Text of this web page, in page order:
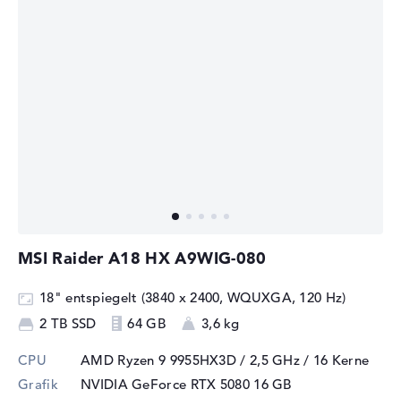
MSI Raider A18 HX A9WIG-080
18" entspiegelt (3840 x 2400, WQUXGA, 120 Hz)
2 TB SSD
64 GB 3,6 kg
CPU AMD Ryzen 9 9955HX3D / 2,5 GHz / 16 Kerne
Grafik
NVIDIA GeForce RTX 508016 GB